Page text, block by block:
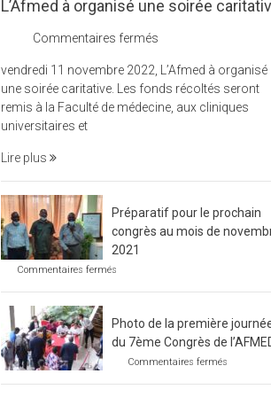
L’Afmed à organisé une soirée
Commentaires fermés
à
organisé
une
vendredi 11 novembre 2022, L’Afmed à organisé
une soirée caritative. Les fonds récoltés seront
remis à la Faculté de médecine, aux cliniques
universitaires et
Lire plus
Préparatif pour le prochain
congrès au mois de
2021
Commentaires fermés
prochain
congrès
mois
de
Photo de la première
du 7ème Congrès de
Commentaires fermés